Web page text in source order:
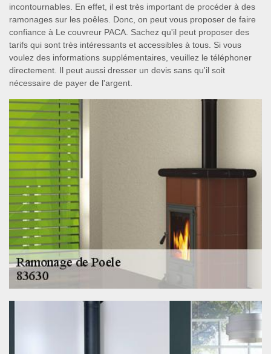
incontournables. En effet, il est très important de procéder à des
ramonages sur les poêles. Donc, on peut vous proposer de faire
confiance à Le couvreur PACA. Sachez qu'il peut proposer des
tarifs qui sont très intéressants et accessibles à tous. Si vous
voulez des informations supplémentaires, veuillez le téléphoner
directement. Il peut aussi dresser un devis sans qu'il soit
nécessaire de payer de l'argent.